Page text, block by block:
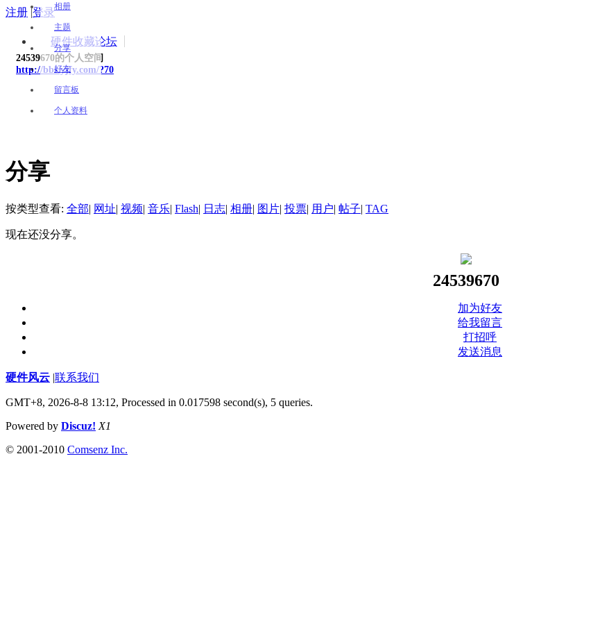
注册 |登录
硬件收藏论坛
24539670的个人空间
http://bbs.yjfy.com/?70
相册
主题
分享
好友
留言板
个人资料
分享
按类型查看: 全部 网址 视频 音乐 Flash 日志 相册 图片 投票 用户 帖子 TAG
现在还没分享。
24539670
加为好友
给我留言
打招呼
发送消息
硬件风云 联系我们
GMT+8, 2026-8-8 13:12, Processed in 0.017598 second(s), 5 queries.
Powered by Discuz! X1
© 2001-2010 Comsenz Inc.